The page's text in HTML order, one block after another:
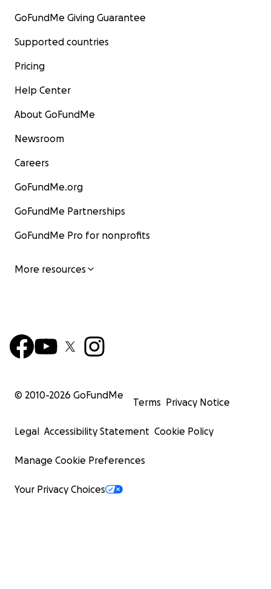
GoFundMe Giving Guarantee
Supported countries
Pricing
Help Center
About GoFundMe
Newsroom
Careers
GoFundMe.org
GoFundMe Partnerships
GoFundMe Pro for nonprofits
More resources
© 2010-2026 GoFundMe
Terms Privacy Notice
Legal Accessibility Statement Cookie Policy
Manage Cookie Preferences
Your Privacy Choices